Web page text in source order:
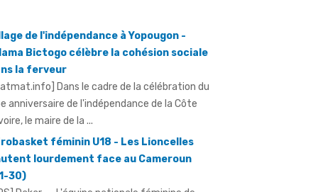
la ferveur
Dans le cadre de la célébration du
anniversaire de l'indépendance de la Côte
le maire de la ...
féminin U18 - Les Lioncelles
30)
Dakar -- L'équipe nationale féminine de
ball du Sénégal des moins de 18 ans